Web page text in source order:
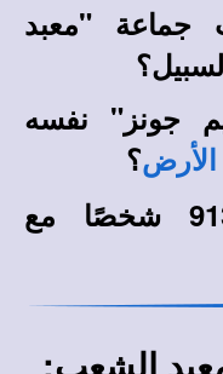
جماعة "معبد
جونز" نفسه
الأرض؟
*ولماذا انتحر منهم 913 شخصًا مع